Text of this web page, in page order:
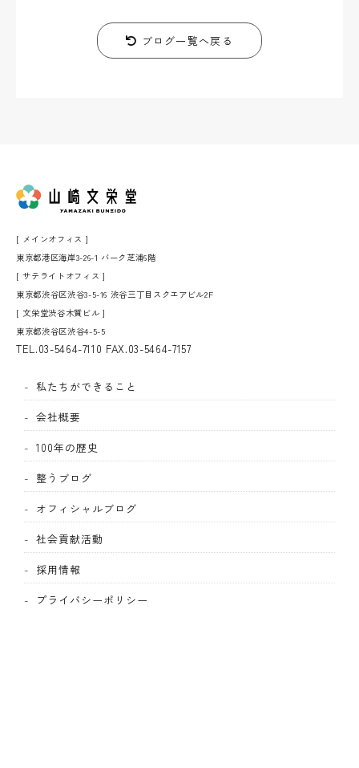
ブログ一覧へ戻る
[ メインオフィス ]
東京都港区海岸3-26-1 バーク芝浦6階
[ サテライトオフィス ]
東京都渋谷区渋谷3-5-16 渋谷三丁目スクエアビル2F
[ 文栄堂渋谷木質ビル ]
東京都渋谷区渋谷4-5-5
TEL.03-5464-7110 FAX.03-5464-7157
私たちができること
会社概要
100年の歴史
整うブログ
オフィシャルブログ
社会貢献活動
採用情報
プライバシーポリシー